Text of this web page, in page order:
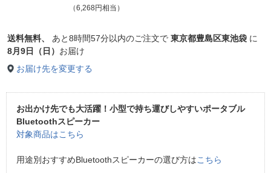
（6,268円相当）
送料無料、 あと8時間57分以内のご注文で 東京都豊島区東池袋 に
8月9日（日） お届け
お届け先を変更する
お出かけ先でも大活躍！小型で持ち運びしやすいポータブル
Bluetoothスピーカー
対象商品はこちら
用途別おすすめBluetoothスピーカーの選び方はこちら